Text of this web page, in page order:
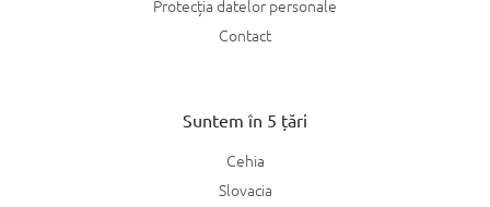
Protecția datelor personale
Contact
Suntem în 5 țări
Cehia
Slovacia